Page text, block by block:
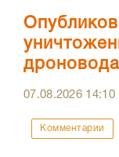
07.08.2026 14:10
Комментарии